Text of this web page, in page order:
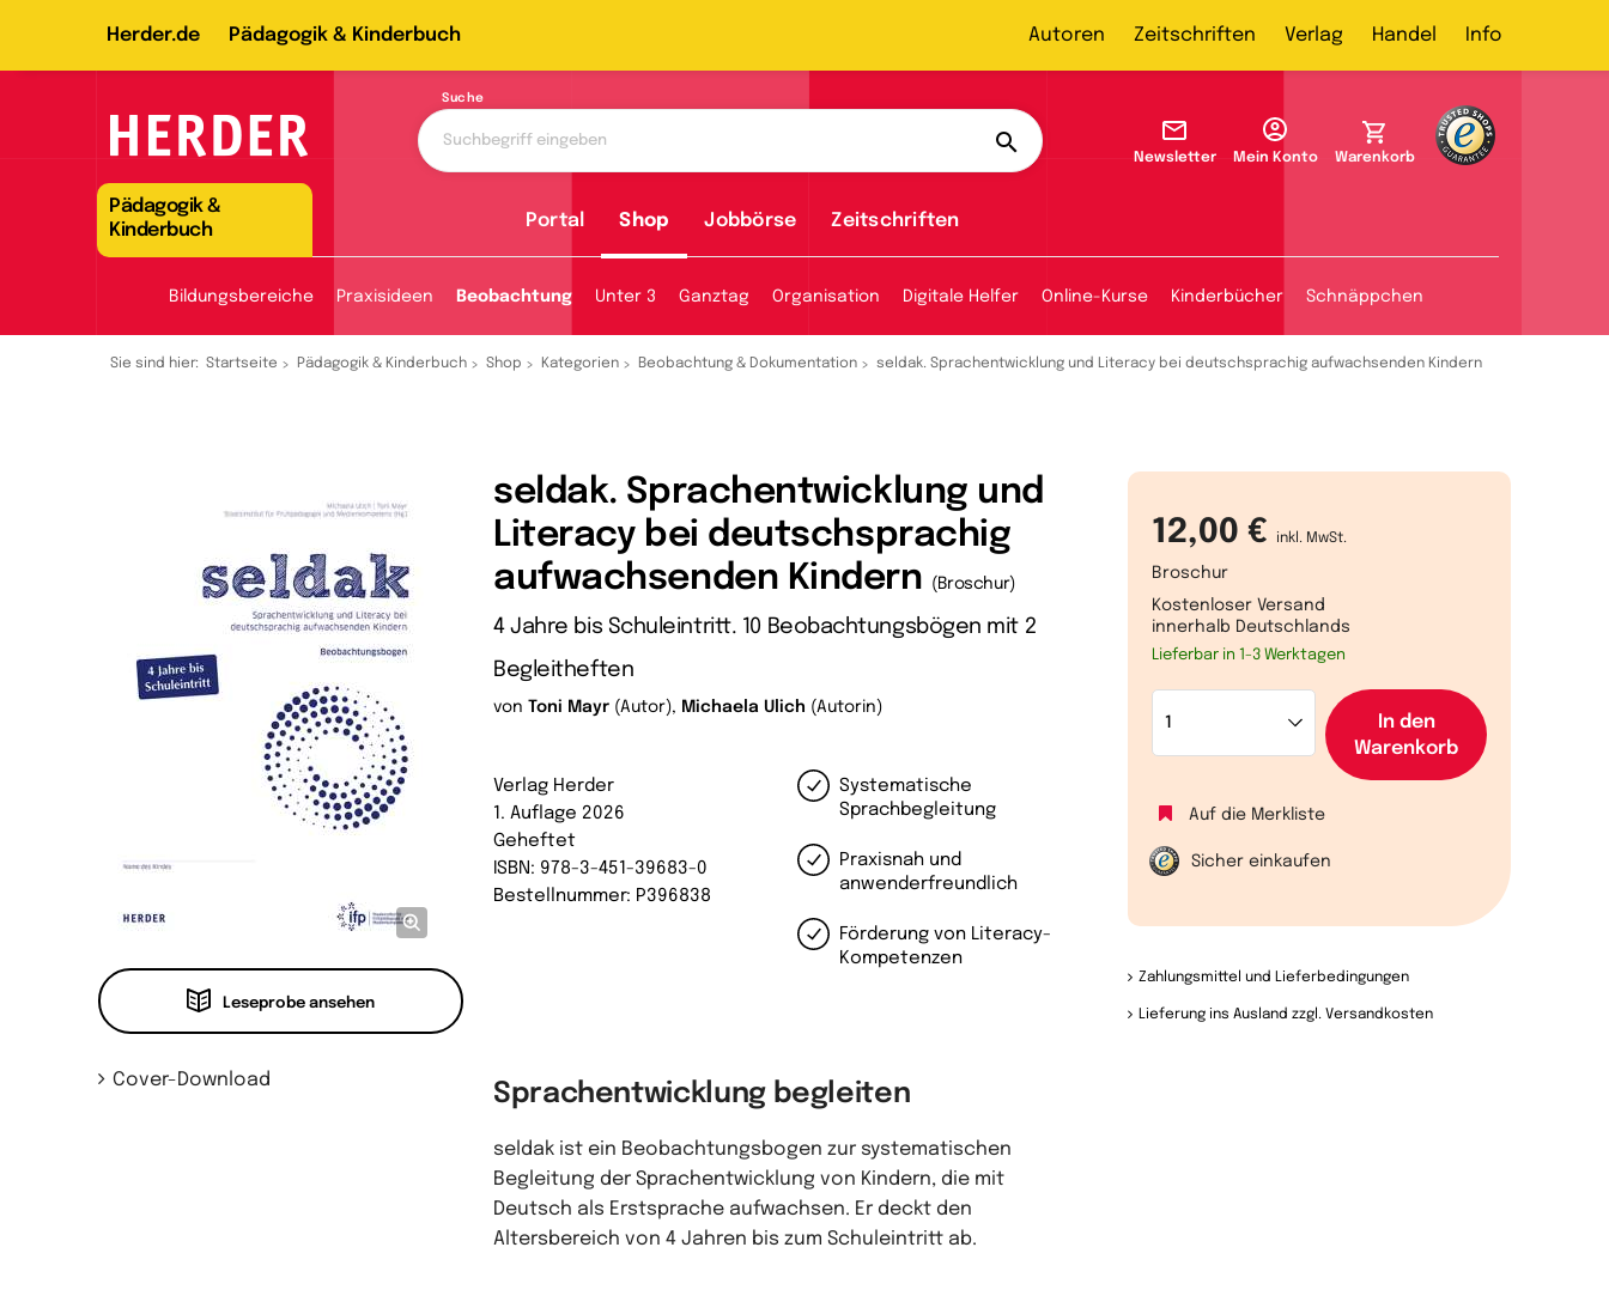
Herder.de Pädagogik & Kinderbuch Autoren Zeitschriften Verlag Handel Info
Suche
Pädagogik &
Kinderbuch
Newsletter Mein Konto Warenkorb
Portal Shop Jobbörse Zeitschriften
Bildungsbereiche Praxisideen Beobachtung Unter 3 Ganztag Organisation Digitale Helfer Online-Kurse Kinderbücher Schnäppchen
Sie sind hier: Startseite Pädagogik & Kinderbuch Shop Kategorien Beobachtung & Dokumentation seldak. Sprachentwicklung und Literacy bei deutschsprachig aufwachsenden Kindern
Leseprobe ansehen
Cover-Download
12,00 € inkl. MwSt.
Broschur
Kostenloser Versand
innerhalb Deutschlands
Lieferbar in 1-3 Werktagen
In den
Warenkorb
Auf die Merkliste
Sicher einkaufen
Zahlungsmittel und Lieferbedingungen
Lieferung ins Ausland zzgl. Versandkosten
seldak. Sprachentwicklung und
Literacy bei deutschsprachig
aufwachsenden Kindern
(Broschur)
4 Jahre bis Schuleintritt. 10 Beobachtungsbögen mit 2
Begleitheften
von Toni Mayr (Autor), Michaela Ulich (Autorin)
Systematische
Sprachbegleitung
Praxisnah und
anwenderfreundlich
Förderung von Literacy-
Kompetenzen
Verlag Herder
1. Auflage 2026
Geheftet
ISBN: 978-3-451-39683-0
Bestellnummer: P396838
Sprachentwicklung begleiten
seldak ist ein Beobachtungsbogen zur systematischen
Begleitung der Sprachentwicklung von Kindern, die mit
Deutsch als Erstsprache aufwachsen. Er deckt den
Altersbereich von 4 Jahren bis zum Schuleintritt ab.